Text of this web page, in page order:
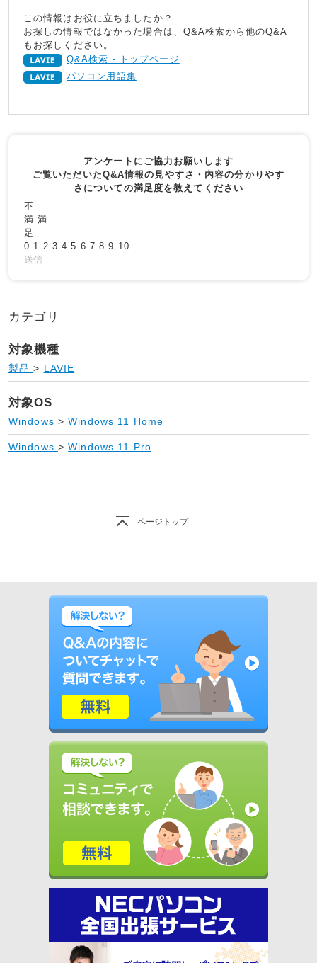
この情報はお役に立ちましたか？
お探しの情報ではなかった場合は、Q&A検索から他のQ&A
もお探しください。
Q&A検索 - トップページ
パソコン用語集
アンケートにご協力お願いします
ご覧いただいたQ&A情報の見やすさ・内容の分かりやす
さについての満足度を教えてください
不
満 満
足
0 1 2 3 4 5 6 7 8 9 10
送信
カテゴリ
対象機種
製品 > LAVIE
対象OS
Windows > Windows 11 Home
Windows > Windows 11 Pro
ページトップ